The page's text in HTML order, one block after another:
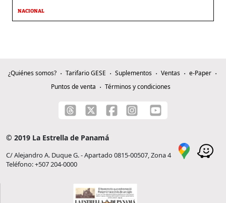
NACIONAL
¿Quiénes somos? Tarifario GESE Suplementos Ventas
e-Paper
Puntos de venta
Términos y condiciones
© 2019 La Estrella de Panamá
C/ Alejandro A. Duque G. - Apartado 0815-00507, Zona 4
Teléfono: +507 204-0000